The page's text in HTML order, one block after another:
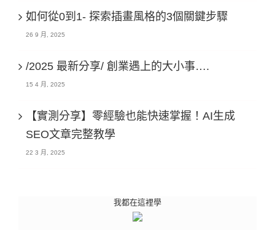
如何從0到1- 探索插畫風格的3個關鍵步驟
26 9 月, 2025
/2025 最新分享/ 創業遇上的大小事….
15 4 月, 2025
【實測分享】零經驗也能快速掌握！AI生成
SEO文章完整教學
22 3 月, 2025
我都在這裡學